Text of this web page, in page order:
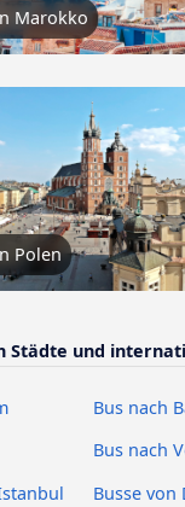
Marokko
Polen
Städte und
Bus nach
Bus nach
Busse von